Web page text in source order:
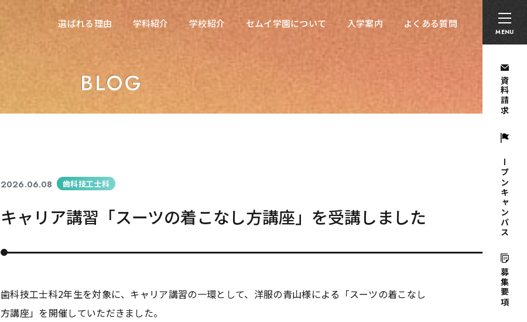
MENU
選ばれる理由 学科紹介 学校紹介 セムイ学園について 入学案内 よくある質問
資料請求
オープンキャンパス
募集要項
採用担当者の方へ 留学生の方へ
選ばれる理由 学科紹介 学校紹介
東海医療科学専門学校
東海歯科医療専門学校
セムイ学園について 入学案内 よくある質問
BLOG
2026.06.08 歯科技工士科
キャリア講習「スーツの着こなし方講座」を受講しました
歯科技工士科2年生を対象に、キャリア講習の一環として、洋服の青山様による「スーツの着こなし
方講座」を開催していただきました。